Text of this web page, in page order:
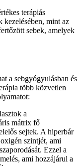
terápiás
kezelésében, mint az
sebek, amelyek
a sebgyógyulásban és
több közvetlen
a
mátrix fő
sejtek. A hiperbár
szintjét, ami
Ezzel a
ami hozzájárul a